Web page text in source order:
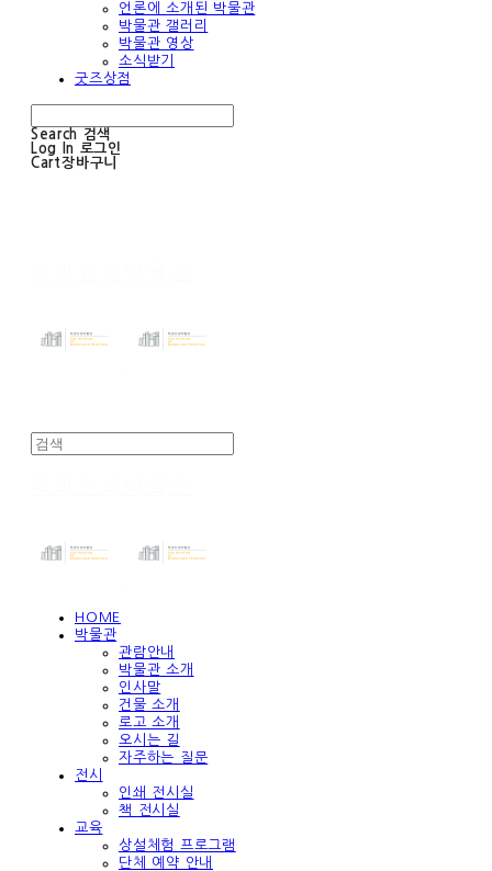
언론에 소개된 박물관
박물관 갤러리
박물관 영상
소식받기
굿즈상점
Search 검색
Log In 로그인
Cart장바구니
HOME
박물관
관람안내
박물관 소개
인사말
건물 소개
로고 소개
오시는 길
자주하는 질문
전시
인쇄 전시실
책 전시실
교육
상설체험 프로그램
단체 예약 안내